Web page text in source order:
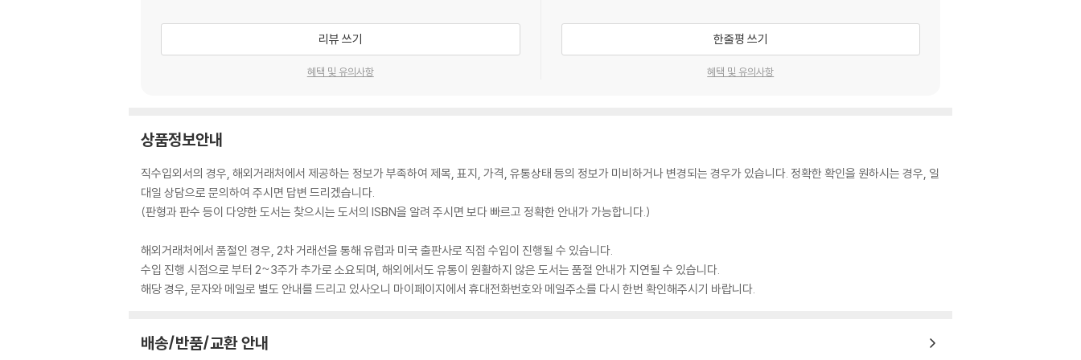
리뷰 쓰기
혜택 및 유의사항
한줄평 쓰기
혜택 및 유의사항
상품정보안내
직수입외서의 경우, 해외거래처에서 제공하는 정보가 부족하여 제목, 표지, 가격, 유통상태 등의 정보가 미비하거나 변경되는 경우가 있습니다. 정확한 확인을 원하시는 경우, 일
대일 상담으로 문의하여 주시면 답변 드리겠습니다.
(판형과 판수 등이 다양한 도서는 찾으시는 도서의 ISBN을 알려 주시면 보다 빠르고 정확한 안내가 가능합니다.)
해외거래처에서 품절인 경우, 2차 거래선을 통해 유럽과 미국 출판사로 직접 수입이 진행될 수 있습니다.
수입 진행 시점으로 부터 2~3주가 추가로 소요되며, 해외에서도 유통이 원활하지 않은 도서는 품절 안내가 지연될 수 있습니다.
해당 경우, 문자와 메일로 별도 안내를 드리고 있사오니 마이페이지에서 휴대전화번호와 메일주소를 다시 한번 확인해주시기 바랍니다.
배송/반품/교환 안내